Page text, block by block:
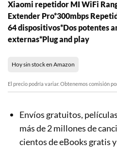
Xiaomi repetidor MI WiFi
Extender Pro*300mbps
64 dispositivos*Dos potentes
externas*Plug and play
Hoy sin stock en Amazon
El precio podría variar. Obtenemos comisión
Envíos gratuitos,
más de 2 millones de
cientos de eBooks gratis